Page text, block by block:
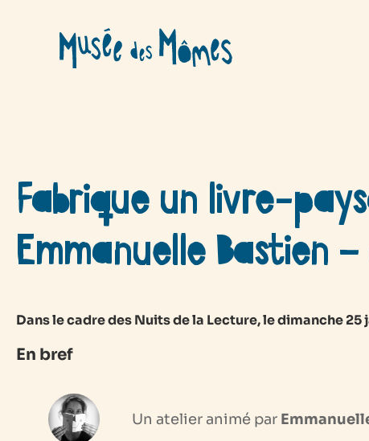
contenu
Fabrique un livre-
Emmanuelle Bastien
Dans le cadre des Nuits de la Lecture, le dimanche 25
En bref
Un atelier animé par